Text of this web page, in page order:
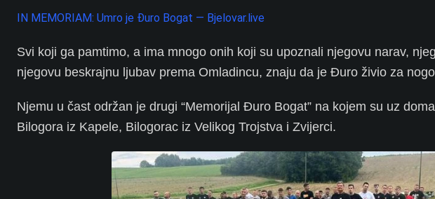
IN MEMORIAM: Umro je Đuro Bogat — Bjelovar.live
Svi koji ga pamtimo, a ima mnogo onih koji su upoznali njegovu narav,
njegovu beskrajnu ljubav prema Omladincu, znaju da je Đuro živio za
Njemu u čast održan je drugi “Memorijal Đuro Bogat” na kojem su uz
Bilogora iz Kapele, Bilogorac iz Velikog Trojstva i Zvijerci.